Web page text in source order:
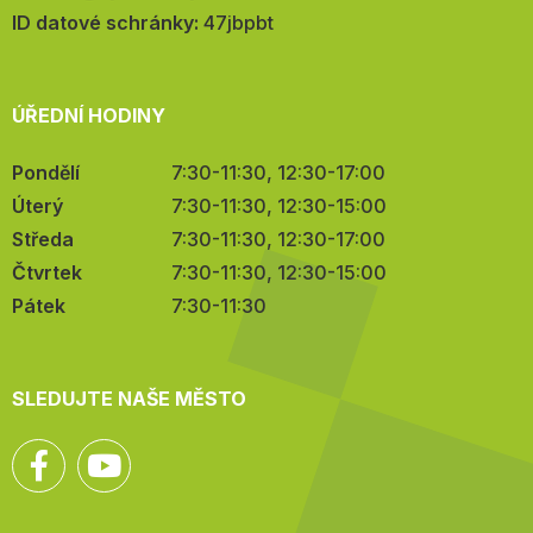
mail:
ID datové schránky: 47jbpbt
ÚŘEDNÍ HODINY
Pondělí
7:30-11:30, 12:30-17:00
Úterý
7:30-11:30, 12:30-15:00
Středa
7:30-11:30, 12:30-17:00
Čtvrtek
7:30-11:30, 12:30-15:00
Pátek
7:30-11:30
SLEDUJTE NAŠE MĚSTO
Facebook